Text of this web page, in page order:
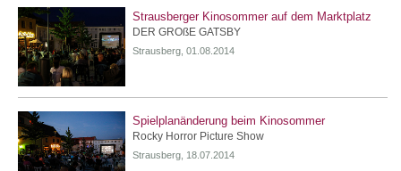
Strausberger Kinosommer auf dem Marktplatz
DER GROßE GATSBY
Strausberg, 01.08.2014
Spielplanänderung beim Kinosommer
Rocky Horror Picture Show
Strausberg, 18.07.2014